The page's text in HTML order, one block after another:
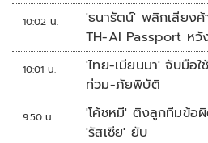
10:02 น.
'ธนารัตน์' พลิกเสียงค้
TH-AI Passport หวั
จุดเด่นคนไทยได้ใช้
ทางเทคโนโลยี เซฟง
ใช้เต็มที่เอกชนขาดทุ
10:01 น.
'ไทย-เมียนมา' จับมือใ
ท่วม-ภัยพิบัติ
9:50 น.
'โค้ชหมี' ติงลูกทีมข้อ
'รัสเซีย' ยับ